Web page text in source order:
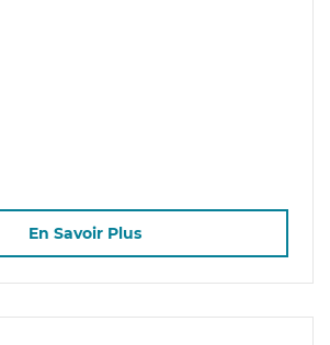
En Savoir Plus